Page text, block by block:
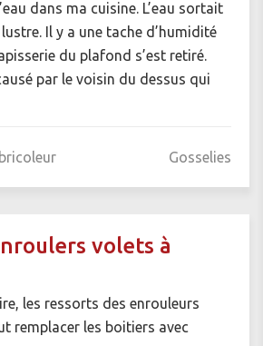
dans ma cuisine. L’eau sortait
Il y a une tache d’humidité
du plafond s’est retiré.
par le voisin du dessus qui
Gosselies
volets à
les ressorts des enrouleurs
remplacer les boitiers avec